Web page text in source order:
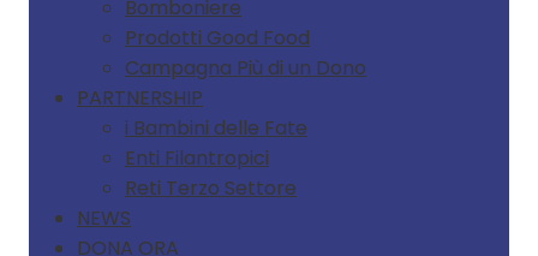
Bomboniere
Prodotti Good Food
Campagna Più di un Dono
PARTNERSHIP
i Bambini delle Fate
Enti Filantropici
Reti Terzo Settore
NEWS
DONA ORA